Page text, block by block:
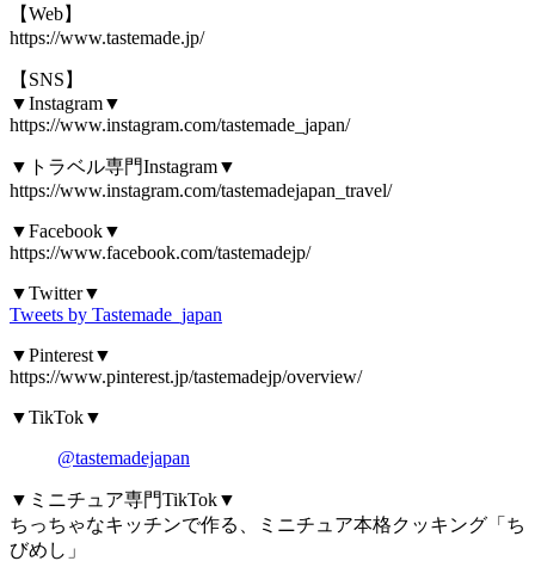
【Web】
https://www.tastemade.jp/
【SNS】
▼Instagram▼
https://www.instagram.com/tastemade_japan/
▼トラベル専門Instagram▼
https://www.instagram.com/tastemadejapan_travel/
▼Facebook▼
https://www.facebook.com/tastemadejp/
▼Twitter▼
Tweets by Tastemade_japan
▼Pinterest▼
https://www.pinterest.jp/tastemadejp/overview/
▼TikTok▼
@tastemadejapan
▼ミニチュア専門TikTok▼
ちっちゃなキッチンで作る、ミニチュア本格クッキング「ち
びめし」